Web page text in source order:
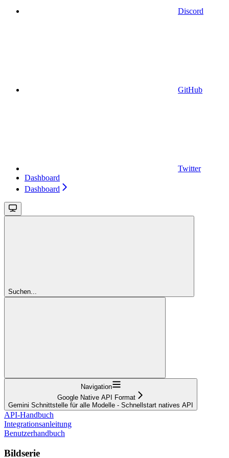
Discord
GitHub
Twitter
Dashboard
Dashboard
Suchen...
Navigation
Google Native API Format
Gemini Schnittstelle für alle Modelle - Schnellstart natives API
API-Handbuch
Integrationsanleitung
Benutzerhandbuch
Bildserie